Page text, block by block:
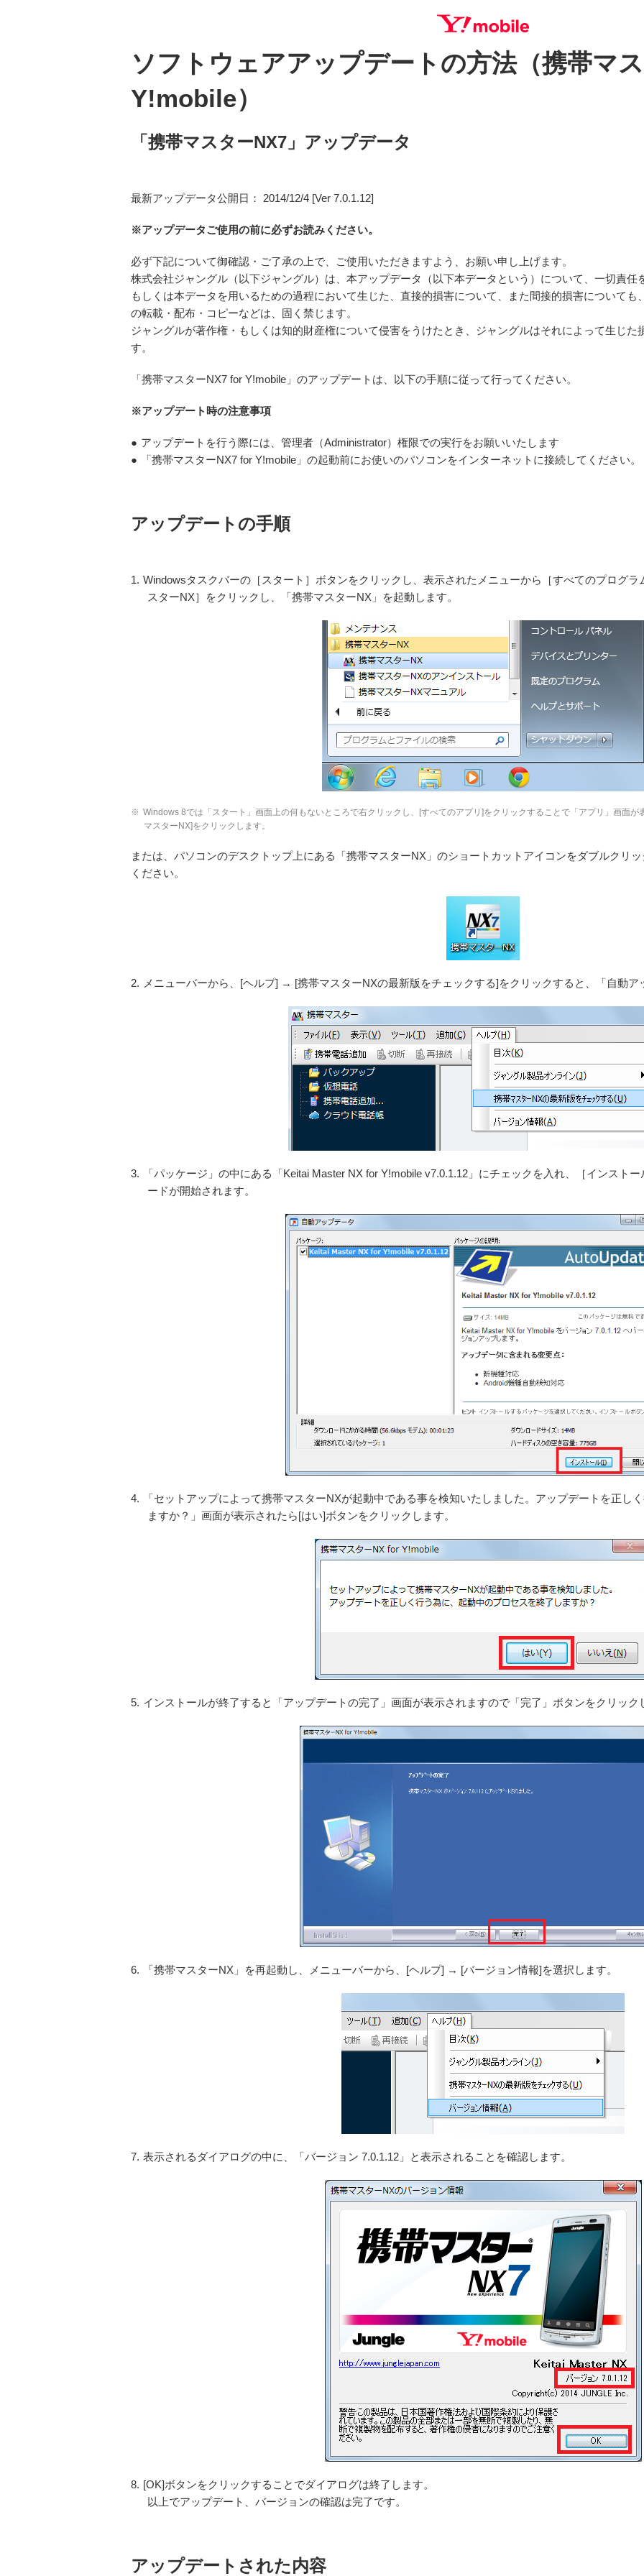
SEARCH
ソフトウェアアップデートの方法（携帯マ
Y!mobile）
「携帯マスターNX7」アップデータ
最新アップデータ公開日： 2014/12/4 [Ver 7.0.1.12]
※アップデータご使用の前に必ずお読みください。
必ず下記について御確認・ご了承の上で、ご使用いただきますよう、お願い申し上げます。
株式会社ジャングル（以下ジャングル）は、本アップデータ（以下本データという）について、一切責
もしくは本データを用いるための過程において生じた、直接的損害について、また間接的損害について
の転載・配布・コピーなどは、固く禁じます。
ジャングルが著作権・もしくは知的財産権について侵害をうけたとき、ジャングルはそれによって生じ
す。
「携帯マスターNX7 for Y!mobile」のアップデートは、以下の手順に従って行ってください。
※アップデート時の注意事項
● アップデートを行う際には、管理者（Administrator）権限での実行をお願いいたします
●
「携帯マスターNX7 for Y!mobile」の起動前にお使いのパソコンをインターネットに接続してください。
アップデートの手順
1. Windowsタスクバーの［スタート］ボタンをクリックし、表示されたメニューから［すべてのプログ
スターNX］をクリックし、「携帯マスターNX」を起動します。
※ Windows 8では「スタート」画面上の何もないところで右クリックし、[すべてのアプリ]をクリックすることで「アプリ」画面
マスターNX]をクリックします。
または、パソコンのデスクトップ上にある「携帯マスターNX」のショートカットアイコンをダブルクリ
ください。
2. メニューバーから、[ヘルプ] → [携帯マスターNXの最新版をチェックする]をクリックすると、「自動
3.
「パッケージ」の中にある「Keitai Master NX for Y!mobile v7.0.1.12」にチェックを入れ、［インスト
ードが開始されます。
4.
「セットアップによって携帯マスターNXが起動中である事を検知いたしました。アップデートを正し
ますか？」画面が表示されたら[はい]ボタンをクリックします。
5. インストールが終了すると「アップデートの完了」画面が表示されますので「完了」ボタンをクリック
6. 「携帯マスターNX」を再起動し、メニューバーから、[ヘルプ] → [バージョン情報]を選択します。
7. 表示されるダイアログの中に、「バージョン 7.0.1.12」と表示されることを確認します。
8. [OK]ボタンをクリックすることでダイアログは終了します。
以上でアップデート、バージョンの確認は完了です。
アップデートされた内容